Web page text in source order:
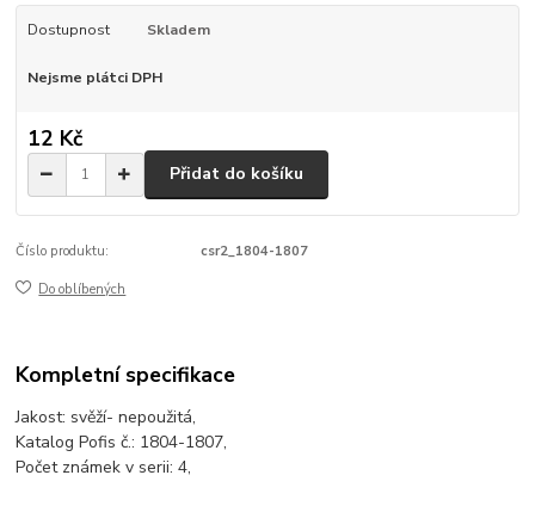
Dostupnost Skladem
Nejsme plátci DPH
12 Kč
Přidat do košíku
Číslo produktu: csr2_1804-1807
Do oblíbených
Kompletní specifikace
Jakost: svěží- nepoužitá,
Katalog Pofis č.: 1804-1807,
Počet známek v serii: 4,